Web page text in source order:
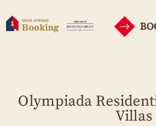
Olympiada
Villas